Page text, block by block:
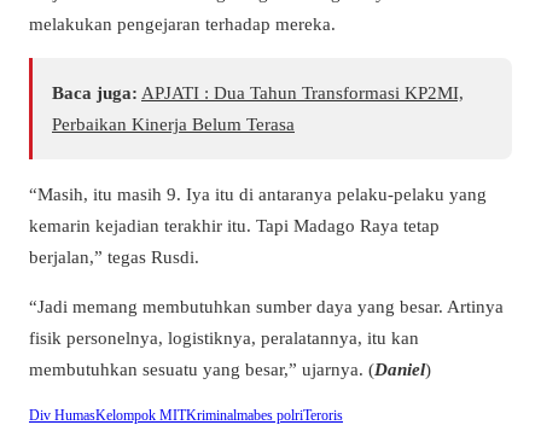
melakukan pengejaran terhadap mereka.
Baca juga: APJATI : Dua Tahun Transformasi KP2MI,
Perbaikan Kinerja Belum Terasa
“Masih, itu masih 9. Iya itu di antaranya pelaku-pelaku yang
kemarin kejadian terakhir itu. Tapi Madago Raya tetap
berjalan,” tegas Rusdi.
“Jadi memang membutuhkan sumber daya yang besar. Artinya
fisik personelnya, logistiknya, peralatannya, itu kan
membutuhkan sesuatu yang besar,” ujarnya. (Daniel)
Div HumasKelompok MITKriminalmabes polriTeroris